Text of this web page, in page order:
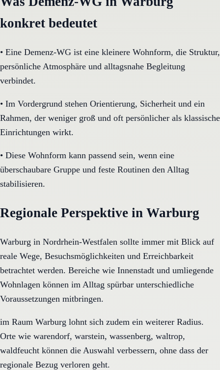
konkret bedeutet
• Eine Demenz-WG ist eine kleinere Wohnform, die Struktur,
persönliche Atmosphäre und alltagsnahe Begleitung
verbindet.
• Im Vordergrund stehen Orientierung, Sicherheit und ein
Rahmen, der weniger groß und oft persönlicher als klassische
Einrichtungen wirkt.
• Diese Wohnform kann passend sein, wenn eine
überschaubare Gruppe und feste Routinen den Alltag
stabilisieren.
Regionale Perspektive in Warburg
Warburg in Nordrhein-Westfalen sollte immer mit Blick auf
reale Wege, Besuchsmöglichkeiten und Erreichbarkeit
betrachtet werden. Bereiche wie Innenstadt und umliegende
Wohnlagen können im Alltag spürbar unterschiedliche
Voraussetzungen mitbringen.
im Raum Warburg lohnt sich zudem ein weiterer Radius.
Orte wie warendorf, warstein, wassenberg, waltrop,
waldfeucht können die Auswahl verbessern, ohne dass der
regionale Bezug verloren geht.